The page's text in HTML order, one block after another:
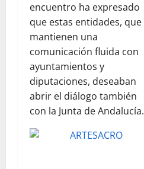
encuentro ha expresado
que estas entidades, que
mantienen una
comunicación fluida con
ayuntamientos y
diputaciones, deseaban
abrir el diálogo también
con la Junta de Andalucía.